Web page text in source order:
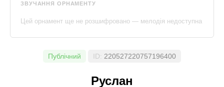
ЗВУЧАННЯ ОРНАМЕНТУ
Цей орнамент ще не розшифровано — мелодія недоступна
Публічний ID: 220527220757196400
Руслан